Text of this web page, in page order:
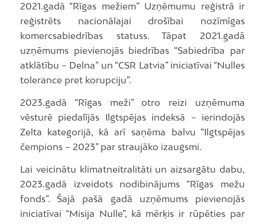
2021.gadā “Rīgas mežiem” Uzņēmumu reģistrā ir
reģistrēts nacionālajai drošībai nozīmīgas
komercsabiedrības statuss. Tāpat 2021.gadā
uzņēmums pievienojās biedrības “Sabiedrība par
atklātību – Delna” un “CSR Latvia” iniciatīvai “Nulles
tolerance pret korupciju”.
2023.gadā “Rīgas meži” otro reizi uzņēmuma
vēsturē piedalījās Ilgtspējas indeksā – ierindojās
Zelta kategorijā, kā arī saņēma balvu “Ilgtspējas
čempions – 2023” par straujāko izaugsmi.
Lai veicinātu klimatneitralitāti un aizsargātu dabu,
2023.gadā izveidots nodibinājums “Rīgas mežu
fonds”. Šajā pašā gadā uzņēmums pievienojās
iniciatīvai “Misija Nulle”, kā mērķis ir rūpēties par